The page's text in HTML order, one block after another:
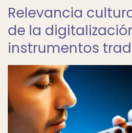
Relevancia
de la
instrumentos